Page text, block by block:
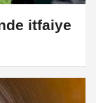
itfaiye